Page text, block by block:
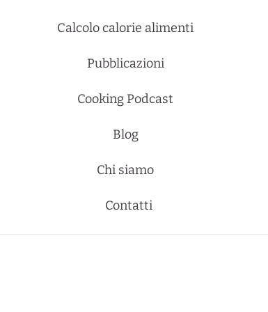
Calcolo calorie alimenti
Pubblicazioni
Cooking Podcast
Blog
Chi siamo
Contatti